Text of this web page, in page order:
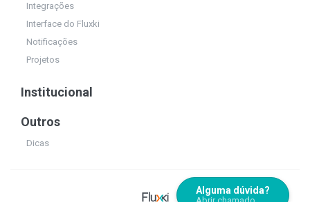
Integrações
Interface do Fluxki
Notificações
Projetos
Institucional
Outros
Dicas
Alguma dúvida?